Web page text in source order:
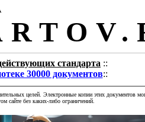
стандарта ::
30000 документов::
целей. Электронные копии этих документов
сайте без каких-либо ограничений.